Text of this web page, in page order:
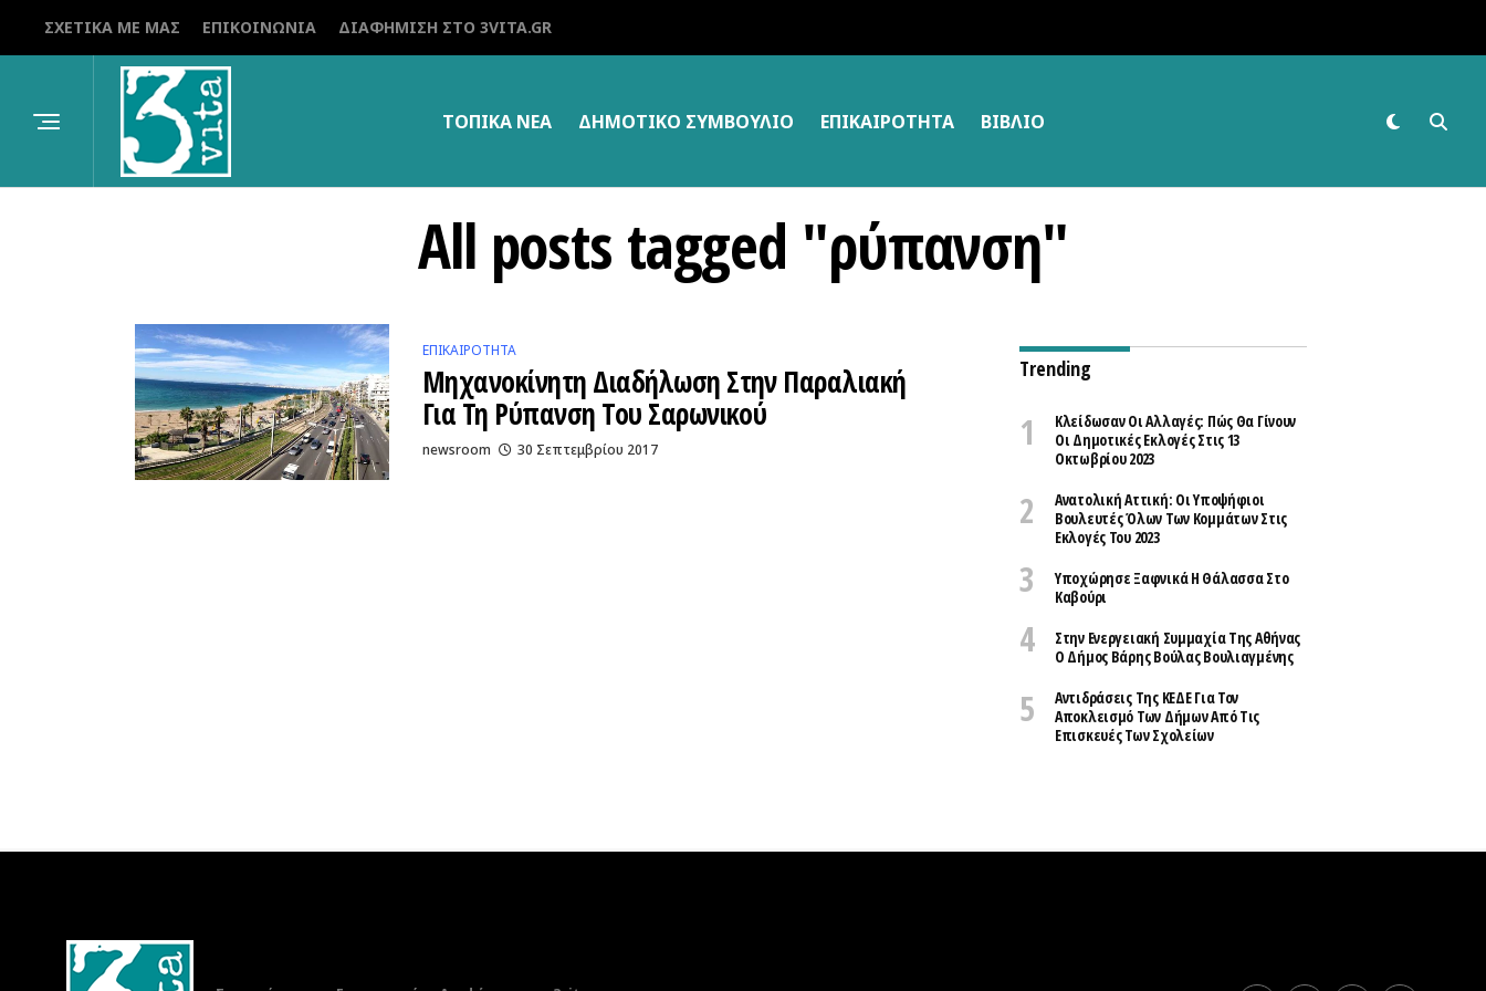
ΣΧΕΤΙΚΆ ΜΕ ΜΑΣ ΕΠΙΚΟΙΝΩΝΊΑ ΔΙΑΦΉΜΙΣΗ ΣΤΟ 3VITA.GR
ΤΟΠΙΚΑ ΝΕΑ ΔΗΜΟΤΙΚΌ ΣΥΜΒΟΎΛΙΟ ΕΠΙΚΑΙΡΌΤΗΤΑ ΒΙΒΛΊΟ
All posts tagged "ρύπανση"
ΕΠΙΚΑΙΡΌΤΗΤΑ
Μηχανοκίνητη Διαδήλωση Στην Παραλιακή
Για Τη Ρύπανση Του Σαρωνικού
newsroom 30 Σεπτεμβρίου 2017
Trending
Κλείδωσαν Οι Αλλαγές: Πώς Θα Γίνουν
Οι Δημοτικές Εκλογές Στις 13
Οκτωβρίου 2023
Ανατολική Αττική: Οι Υποψήφιοι
Βουλευτές Όλων Των Κομμάτων Στις
Εκλογές Του 2023
Υποχώρησε Ξαφνικά Η Θάλασσα Στο
Καβούρι
Στην Ενεργειακή Συμμαχία Της Αθήνας
Ο Δήμος Βάρης Βούλας Βουλιαγμένης
Αντιδράσεις Της ΚΕΔΕ Για Τον
Αποκλεισμό Των Δήμων Από Τις
Επισκευές Των Σχολείων